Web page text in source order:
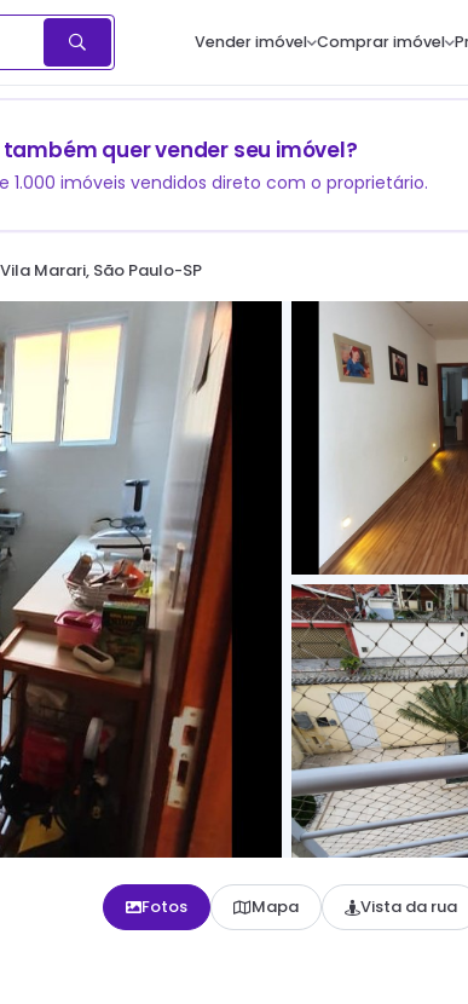
Vender imóvel Comprar imóvel
quer vender seu imóvel?
1.000 imóveis vendidos direto com o proprietário.
Marari, São Paulo-SP
Fotos Mapa Vista da rua